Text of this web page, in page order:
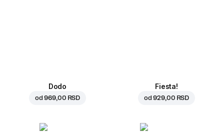
Dodo
od969,00 RSD
Fiesta!
od929,00 RSD